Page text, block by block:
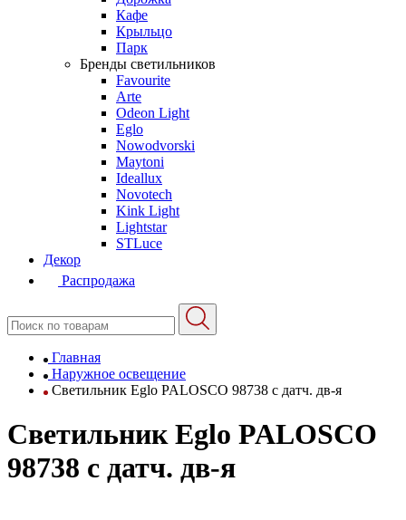
Кафе
Крыльцо
Парк
Бренды светильников
Favourite
Arte
Odeon Light
Eglo
Nowodvorski
Maytoni
Ideallux
Novotech
Kink Light
Lightstar
STLuce
Декор
Распродажа
Главная
Наружное освещение
Светильник Eglo PALOSCO 98738 с датч. дв-я
Светильник Eglo PALOSCO
98738 с датч. дв-я